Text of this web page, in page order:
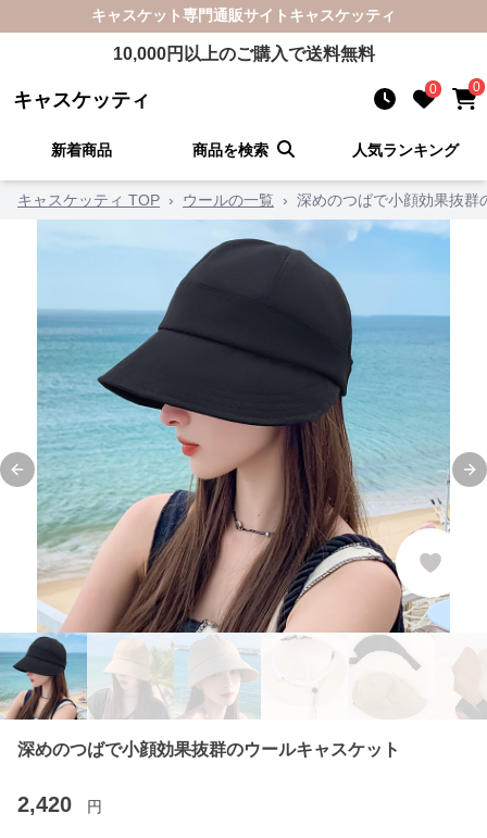
キャスケット専門通販サイト キャスケッティ
10,000円以上のご購入で送料無料
キャスケッティ 0 0
新着商品 商品を検索 人気ランキング
キャスケッティ TOP › ウールの一覧 › 深めのつばで小顔効果抜群
Previous slide
深めのつばで小顔効果抜群のウールキャスケット
2,420 円